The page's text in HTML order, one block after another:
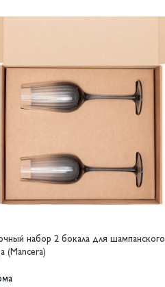
набор 2 бокала для шампанского
(Mancera)